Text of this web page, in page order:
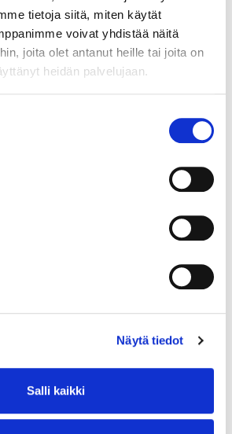
tietoja siitä, miten käytät
voivat yhdistää näitä
joita olet antanut heille tai joita on
heidän palvelujaan.
Näytä tiedot
Salli kaikki
seurannassa on
jotakin projektinhallintaohjelmaa
tiimissä on useita jäseniä.
suunnittelua, organisoimista ja
saadaan haluttu projekti tehtyä.